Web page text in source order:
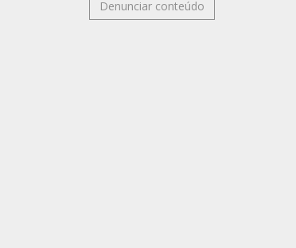
Denunciar conteúdo